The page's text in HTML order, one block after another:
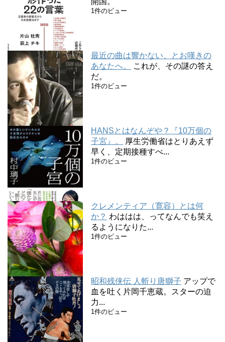
1件のビュー
最近の曲は響かない、とお嘆きの
あなたへ。
これが、その謎の答え
だ。
1件のビュー
HANSとはなんぞや？『10万個の
子宮』。
厚生労働省はとりあえず
早く、定期接種すべ...
1件のビュー
クレメンティア（寛容）とは何
か？ わははは、ってなんでも笑え
るようになりた...
1件のビュー
昭和残侠伝 人斬り唐獅子 アップで
血を吐く片岡千恵蔵。スターの迫
力...
1件のビュー